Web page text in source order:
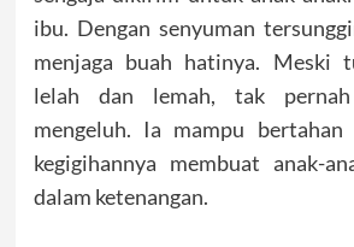
ibu. Dengan senyuman
menjaga buah hatinya. Meski
lelah dan lemah, tak
mengeluh. Ia mampu bertahan
kegigihannya membuat anak-
dalam ketenangan.